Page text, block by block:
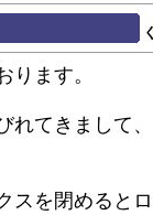
ります。
れてきまして
スを閉めると